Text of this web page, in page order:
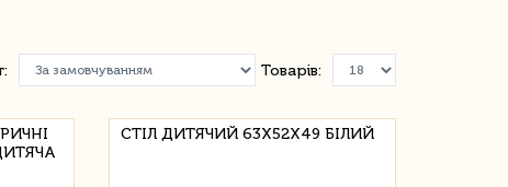
Товарів:
СТІЛ ДИТЯЧИЙ 63Х52Х49 БІЛИЙ